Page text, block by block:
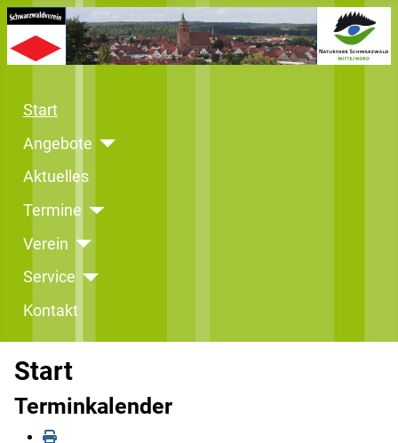
Start
Angebote
Aktuelles
Termine
Verein
Service
Kontakt
Start
Terminkalender